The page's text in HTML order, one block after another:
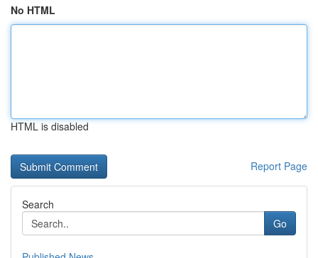
No HTML
HTML is disabled
Report Page
Search
Go